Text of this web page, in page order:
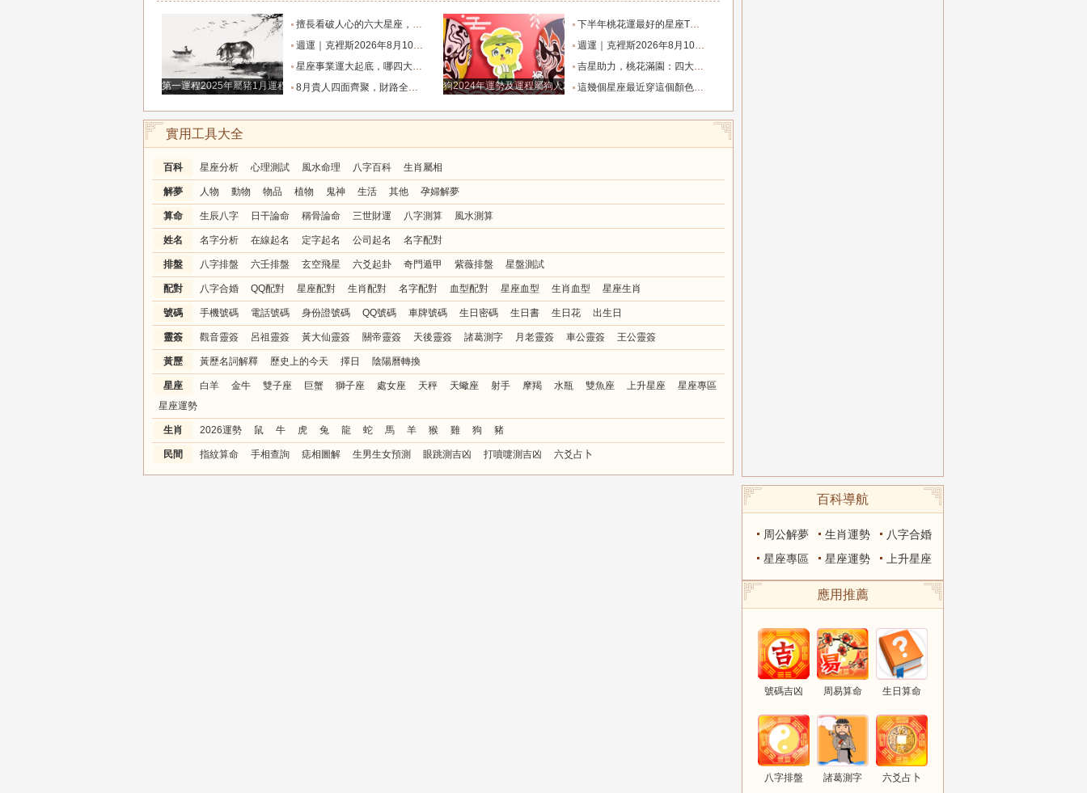
第一運程2025年屬豬1月運程解析
擅長看破人心的六大星座，心思深沈內斂，玩心機注定占不到便宜_財運_機會_因為
週運｜克裡斯2026年8月10日-8月16日十二星座一週展望_火星_日食_人生道路
星座事業運大起底，哪四大星座最易職場開掛？_獅子座_中年_總能
8月貴人四面齊聚，財路全線打通的三大生肖，偏財橫財主動登門，升職加薪事業一路高歌_財運
狗2024年運勢及運程屬狗人2024運勢好嗎
下半年桃花運最好的星座TOP4_獅子座_木星_魅力
週運｜克裡斯2026年8月10日-8月16日十二星座一週展望_火星_日食_人生道路
吉星助力，桃花滿園：四大星座迎接真愛時刻，驅散孤單_關係_能量_機會
這幾個星座最近穿這個顏色，說不定能撞上好運哦_米白_朋友_勁兒
實用工具大全
百科 星座分析 心理測試 風水命理 八字百科 生肖屬相
解夢 人物 動物 物品 植物 鬼神 生活 其他 孕婦解夢
算命 生辰八字 日干論命 稱骨論命 三世財運 八字測算 風水測算
姓名 名字分析 在線起名 定字起名 公司起名 名字配對
排盤 八字排盤 六壬排盤 玄空飛星 六爻起卦 奇門遁甲 紫薇排盤 星盤測試
配對 八字合婚 QQ配對 星座配對 生肖配對 名字配對 血型配對 星座血型 生肖血型 星座生肖
號碼 手機號碼 電話號碼 身份證號碼 QQ號碼 車牌號碼 生日密碼 生日書 生日花 出生日
靈簽 觀音靈簽 呂祖靈簽 黃大仙靈簽 關帝靈簽 天後靈簽 諸葛測字 月老靈簽 車公靈簽 王公靈簽
黃歷 黃歷名詞解釋 歷史上的今天 擇日 陰陽曆轉換
星座 白羊 金牛 雙子座 巨蟹 獅子座 處女座 天秤 天蠍座 射手 摩羯 水瓶 雙魚座 上升星座
星座專區
星座運勢
生肖 2026運勢 鼠 牛 虎 兔 龍 蛇 馬 羊 猴 雞 狗 豬
民間 指紋算命 手相查詢 痣相圖解 生男生女預測 眼跳測吉凶 打噴嚏測吉凶 六爻占卜
百科導航
周公解夢 生肖運勢
八字合婚
星座專區
星座運勢 上升星座
應用推薦
號碼吉凶 周易算命 生日算命
八字排盤 諸葛測字 六爻占卜